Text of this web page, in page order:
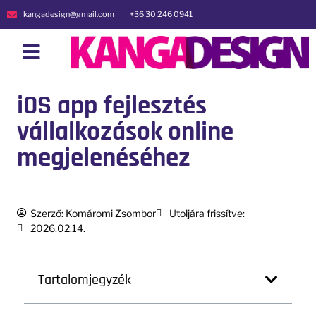
kangadesign@gmail.com +36 30 246 0941
iOS app fejlesztés
vállalkozások online
megjelenéséhez
Szerző: Komáromi Zsombor
Utoljára frissítve:
2026.02.14.
Tartalomjegyzék